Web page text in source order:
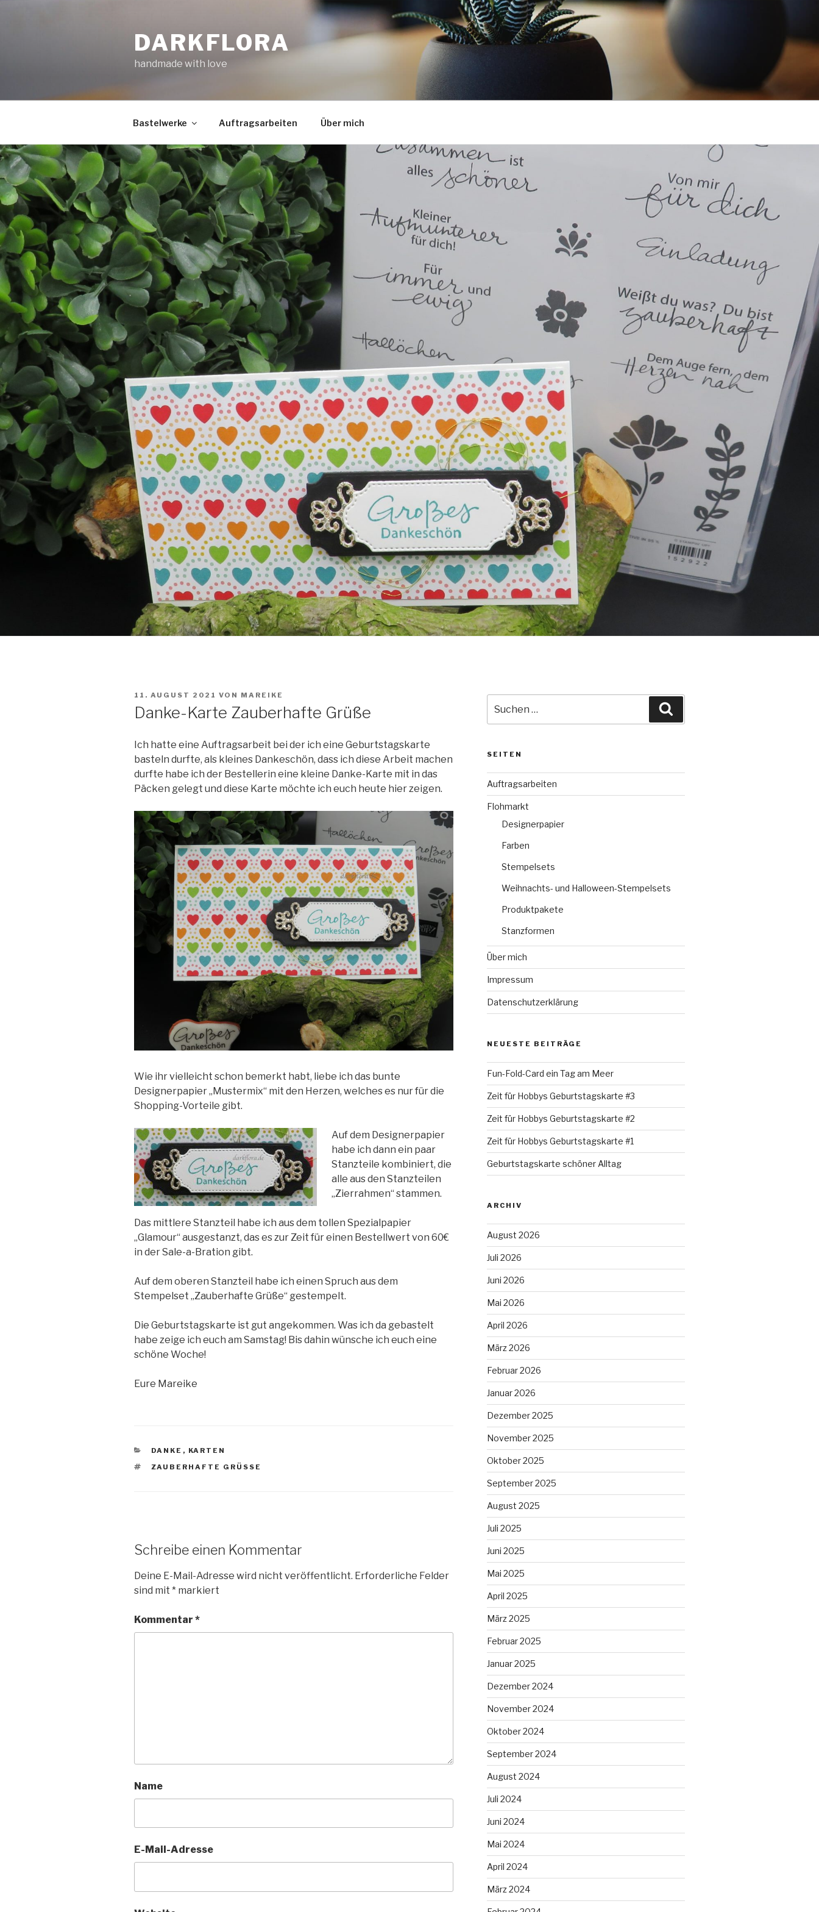
DARKFLORA
handmade with love
Bastelwerke Auftragsarbeiten Über mich
VERÖFFENTLICHT
11. AUGUST 2021 VON MAREIKE
Danke-Karte Zauberhafte Grüße
Ich hatte eine Auftragsarbeit bei der ich eine Geburtstagskarte
basteln durfte, als kleines Dankeschön, dass ich diese Arbeit machen
durfte habe ich der Bestellerin eine kleine Danke-Karte mit in das
Päcken gelegt und diese Karte möchte ich euch heute hier zeigen.
Wie ihr vielleicht schon bemerkt habt, liebe ich das bunte
Designerpapier „Mustermix“ mit den Herzen, welches es nur für die
Shopping-Vorteile gibt.
Auf dem Designerpapier
habe ich dann ein paar
Stanzteile kombiniert, die
alle aus den Stanzteilen
„Zierrahmen“ stammen.
Das mittlere Stanzteil habe ich aus dem tollen Spezialpapier
„Glamour“ ausgestanzt, das es zur Zeit für einen Bestellwert von 60€
in der Sale-a-Bration gibt.
Auf dem oberen Stanzteil habe ich einen Spruch aus dem
Stempelset „Zauberhafte Grüße“ gestempelt.
Die Geburtstagskarte ist gut angekommen. Was ich da gebastelt
habe zeige ich euch am Samstag! Bis dahin wünsche ich euch eine
schöne Woche!
Eure Mareike
KATEGORIEN
DANKE , KARTEN
SCHLAGWÖRTER
ZAUBERHAFTE GRÜSSE
Schreibe einen Kommentar
Deine E-Mail-Adresse wird nicht veröffentlicht. Erforderliche Felder
sind mit * markiert
Kommentar *
Name
E-Mail-Adresse
nach:
SEITEN
Auftragsarbeiten
Flohmarkt
Designerpapier
Farben
Stempelsets
Weihnachts- und Halloween-Stempelsets
Produktpakete
Stanzformen
Über mich
Impressum
Datenschutzerklärung
NEUESTE BEITRÄGE
Fun-Fold-Card ein Tag am Meer
Zeit für Hobbys Geburtstagskarte #3
Zeit für Hobbys Geburtstagskarte #2
Zeit für Hobbys Geburtstagskarte #1
Geburtstagskarte schöner Alltag
ARCHIV
August 2026
Juli 2026
Juni 2026
Mai 2026
April 2026
März 2026
Februar 2026
Januar 2026
Dezember 2025
November 2025
Oktober 2025
September 2025
August 2025
Juli 2025
Juni 2025
Mai 2025
April 2025
März 2025
Februar 2025
Januar 2025
Dezember 2024
November 2024
Oktober 2024
September 2024
August 2024
Juli 2024
Juni 2024
Mai 2024
April 2024
März 2024